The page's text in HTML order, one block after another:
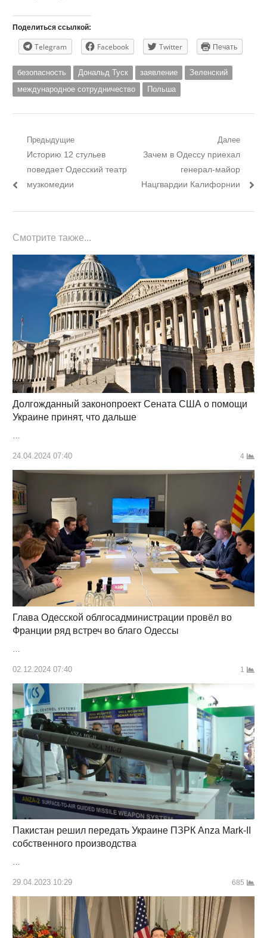
Поделиться ссылкой:
Telegram Facebook Twitter Печать
безопасность Дональд Туск заявление
Зеленский
международное сотрудничество
Польша
Навигация
записям
Предыдущие
Предыдущий
пост:
Историю 12 стульев
поведает Одесский театр
музкомедии
Далее
Следующий
Зачем в Одессу приехал
генерал-майор
Нацгвардии Калифорнии
Смотрите также...
Долгожданный законопроект Сената США о помощи
Украине принят, что дальше
…
24.04.2024 07:40 4
Глава Одесской облгосадминистрации провёл во
Франции ряд встреч во благо Одессы
…
02.12.2024 07:40 1
Пакистан решил передать Украине ПЗРК Anza Mark-II
собственного производства
…
29.04.2023 10:29 685